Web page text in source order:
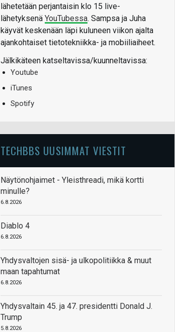
lähetetään perjantaisin klo 15 live-
lähetyksenä YouTubessa. Sampsa ja Juha
käyvät keskenään läpi kuluneen viikon ajalta
ajankohtaiset tietotekniikka- ja mobiiliaiheet.
Jälkikäteen katseltavissa/kuunneltavissa:
Youtube
iTunes
Spotify
TECHBBS UUSIMMAT VIESTIT
Näytönohjaimet - Yleisthreadi, mikä kortti
minulle?
6.8.2026
Diablo 4
6.8.2026
Yhdysvaltojen sisä- ja ulkopolitiikka & muut
maan tapahtumat
6.8.2026
Yhdysvaltain 45. ja 47. presidentti Donald J.
Trump
5.8.2026